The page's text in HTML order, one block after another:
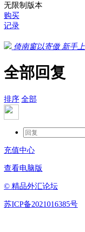
无限制版本
购买
记录
倚南窗以寄傲 新手
全部回复
排序 全部
充值中心
查看电脑版
© 精品外汇论坛
苏ICP备2021016385号